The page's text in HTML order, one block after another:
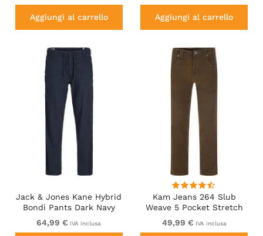
Aggiungi al carrello Aggiungi al carrello
Jack & Jones Kane Hybrid
Bondi Pants Dark Navy
64,99 € IVA inclusa
Kam Jeans 264 Slub
Weave 5 Pocket Stretch
Pants Brown
49,99 € IVA inclusa